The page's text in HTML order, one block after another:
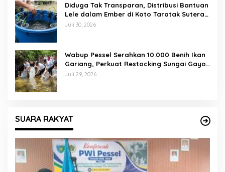
Diduga Tak Transparan, Distribusi Bantuan
Lele dalam Ember di Koto Taratak Sutera
Tuai Sorotan Warga
Juli 30, 2026
Wabup Pessel Serahkan 10.000 Benih Ikan
Gariang, Perkuat Restocking Sungai Gayo
demi Kelestarian Perairan
Juli 29, 2026
SUARA RAKYAT